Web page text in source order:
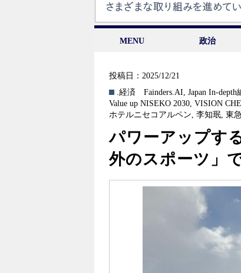
MENU 政治
投稿日：2025/12/21
.経済
Fainders.AI,Japan In-depth
Value up NISEKO 2030, VISION
ホテルニセコアルペン, 李知珉, 東
パワーアップす
外のスポーツ」